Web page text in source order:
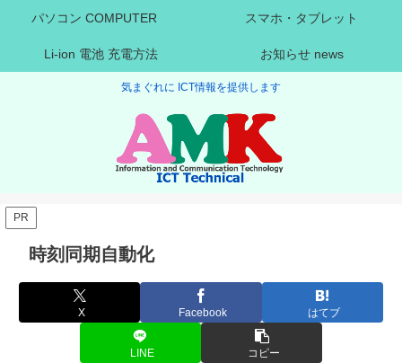
気まぐれに ICT情報を提供します
パソコン COMPUTER スマホ・タブレット
Li-ion 電池 充電方法 お知らせ news
PR
時刻同期自動化
X Facebook はてブ
LINE コピー